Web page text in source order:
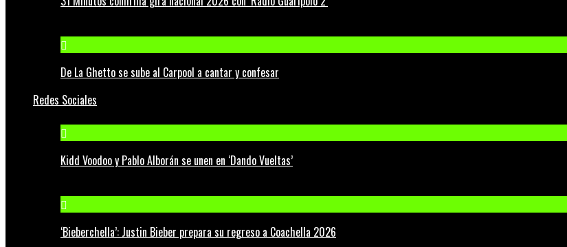
De La Ghetto se sube al Carpool a cantar y confesar
Redes Sociales
Kidd Voodoo y Pablo Alborán se unen en ‘Dando Vueltas’
‘Bieberchella’: Justin Bieber prepara su regreso a Coachella 2026